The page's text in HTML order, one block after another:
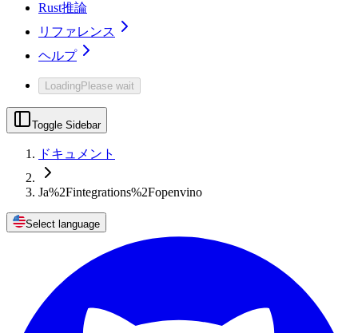
Rust推論
リファレンス
ヘルプ
LoadingPlease wait
Toggle Sidebar
ドキュメント
Ja%2Fintegrations%2Fopenvino
Select language